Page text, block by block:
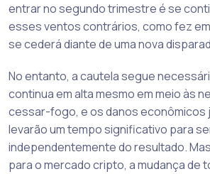
entrar no segundo trimestre é se
esses ventos contrários, como fez
se cederá diante de uma nova
No entanto, a cautela segue
continua em alta mesmo em meio às
cessar-fogo, e os danos econômicos
levarão um tempo significativo para
independentemente do resultado.
para o mercado cripto, a mudança de